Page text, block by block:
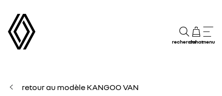
rechercheachatmenu
retour au modèle KANGOO VAN